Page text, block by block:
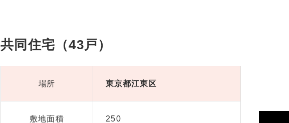
共同住宅（43戸）
場所 東京都江東区
敷地面積 250